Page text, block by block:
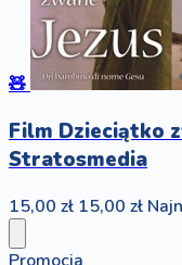
🧸
Film Dzieciątko
Stratosmedia
15,00 zł 15,00 zł
Promocja